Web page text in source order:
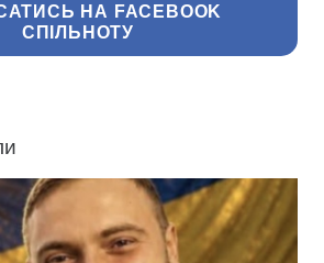
НА FACEBOOK
СПІЛЬНОТУ